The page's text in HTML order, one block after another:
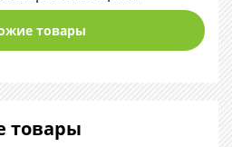
товары
товары